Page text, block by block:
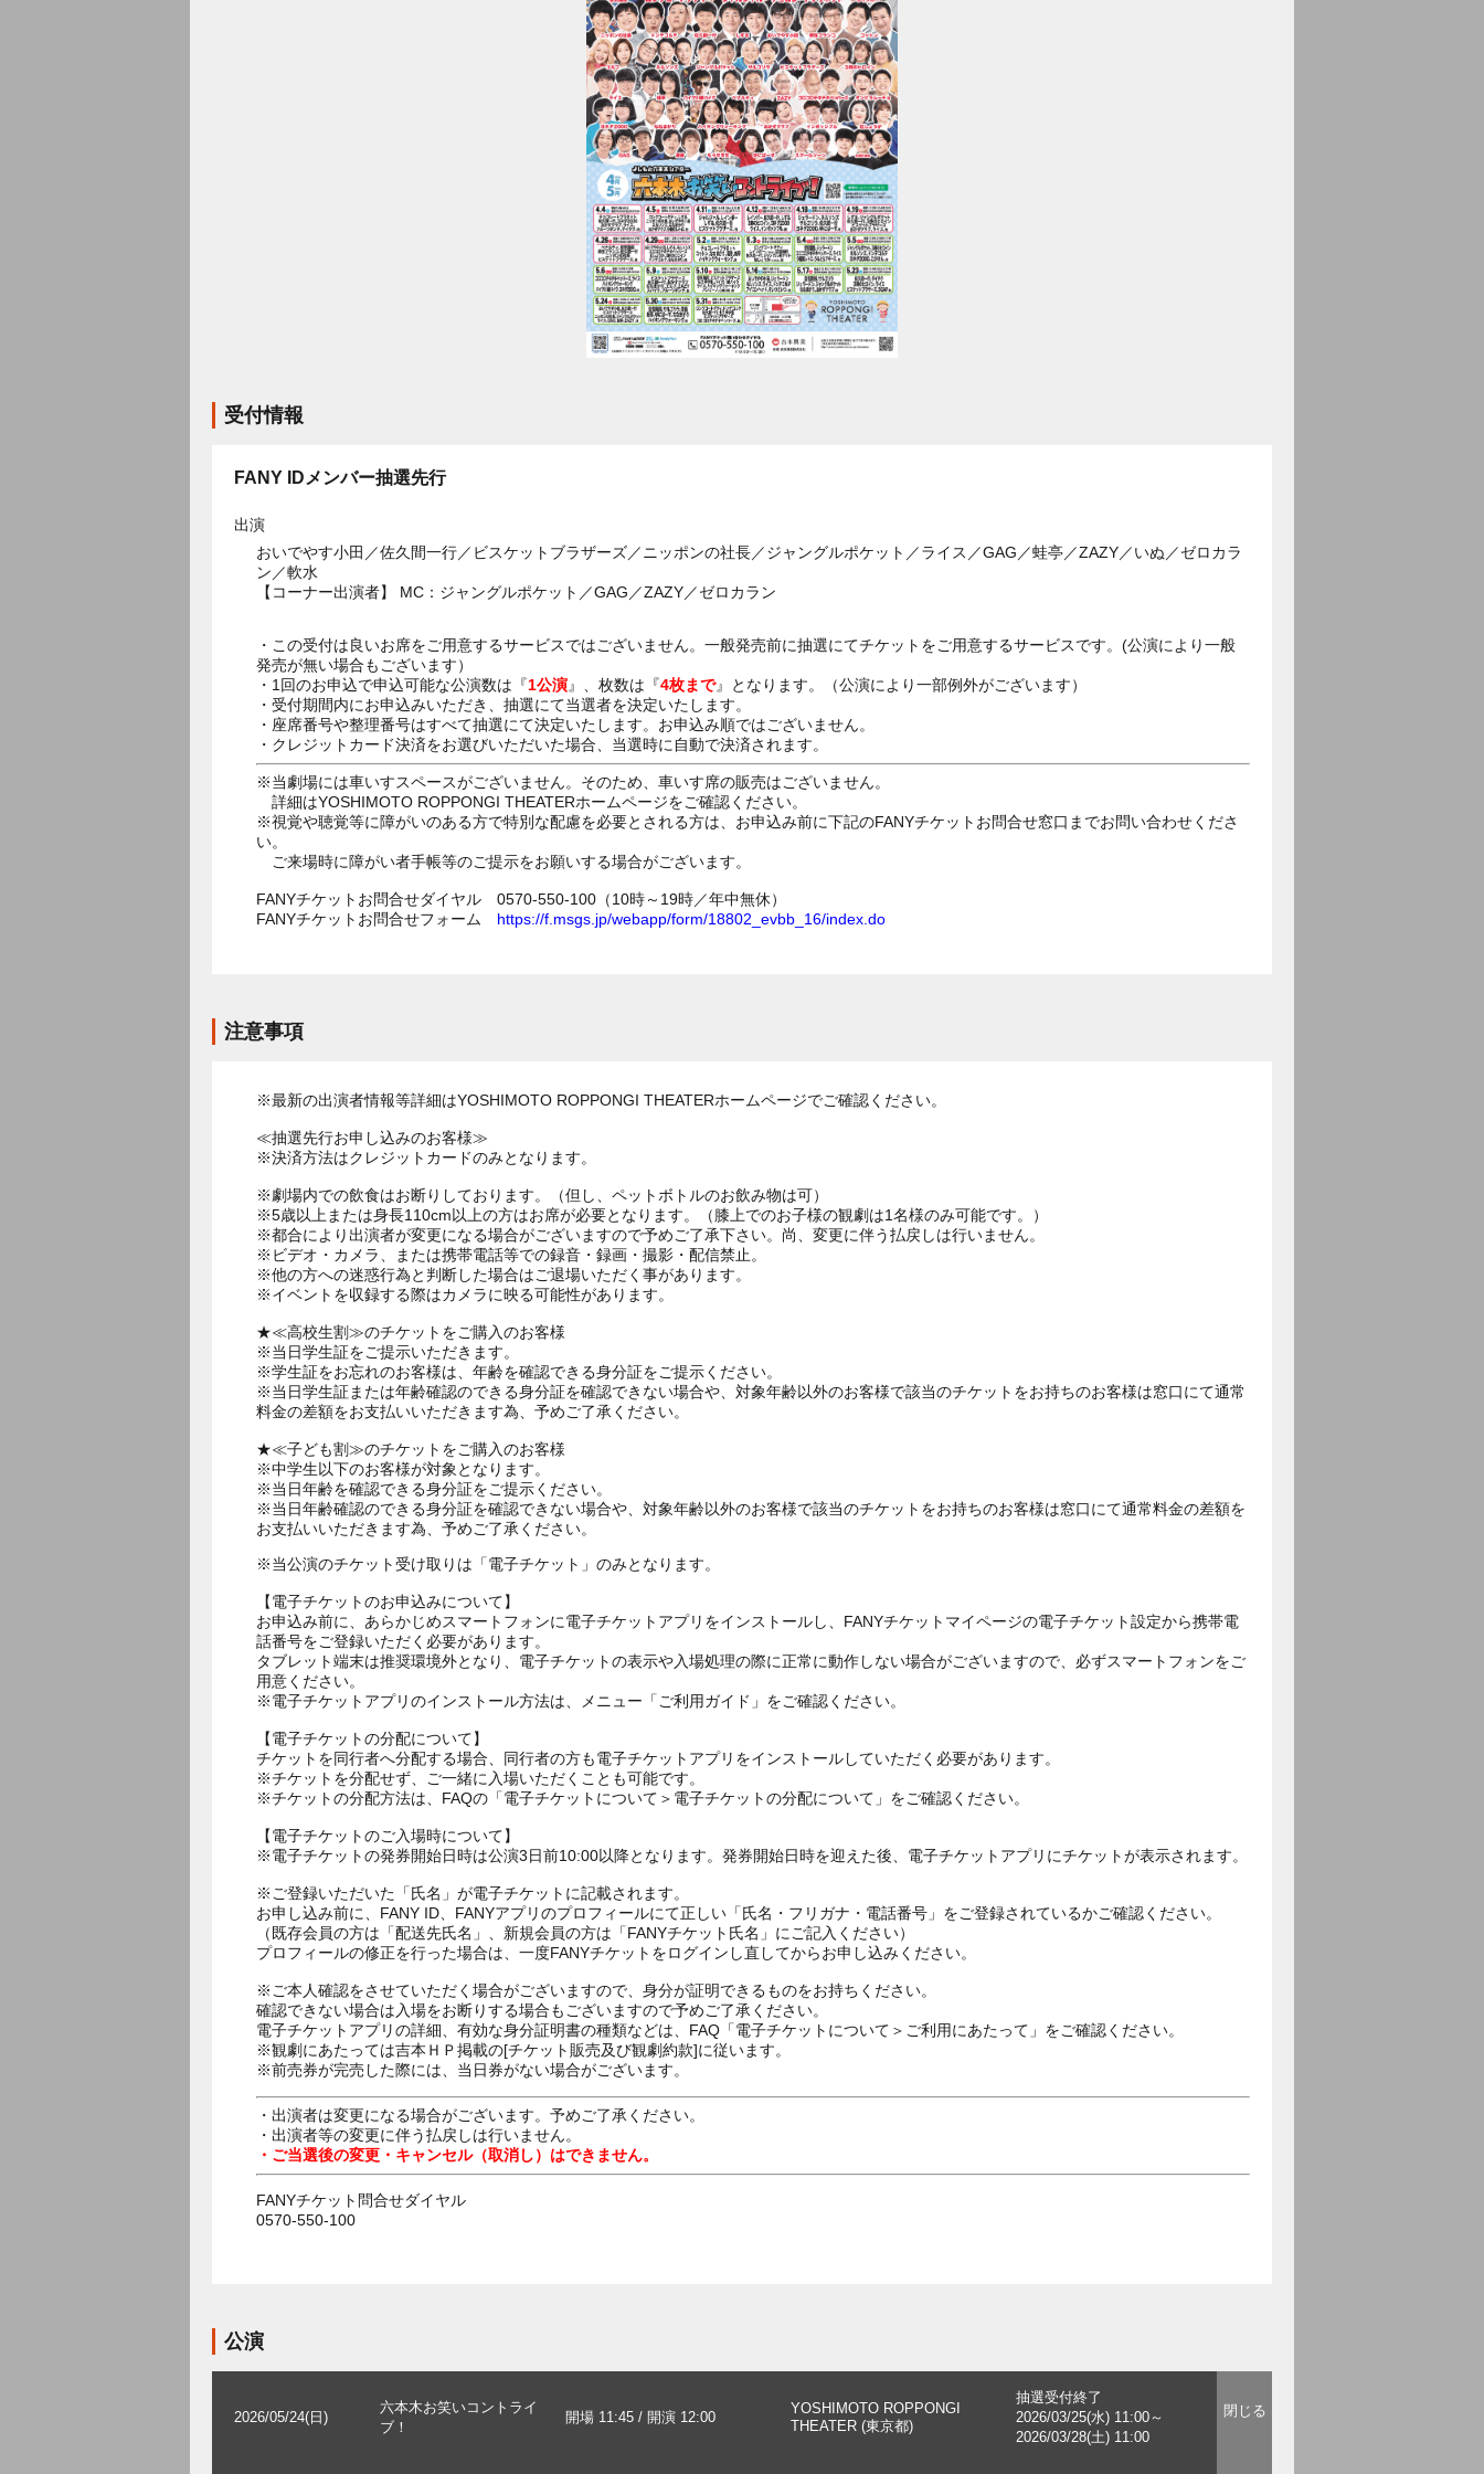
受付情報
FANY IDメンバー抽選先行
出演
おいでやす小田／佐久間一行／ビスケットブラザーズ／ニッポンの社長／ジャングルポケット／ライス／GAG／蛙亭／ZAZY／いぬ／ゼロカラ
ン／軟水
【コーナー出演者】 MC：ジャングルポケット／GAG／ZAZY／ゼロカラン
・この受付は良いお席をご用意するサービスではございません。一般発売前に抽選にてチケットをご用意するサービスです。(公演により一般
発売が無い場合もございます）
・1回のお申込で申込可能な公演数は『1公演』、枚数は『4枚まで』となります。（公演により一部例外がございます）
・受付期間内にお申込みいただき、抽選にて当選者を決定いたします。
・座席番号や整理番号はすべて抽選にて決定いたします。お申込み順ではございません。
・クレジットカード決済をお選びいただいた場合、当選時に自動で決済されます。
※当劇場には車いすスペースがございません。そのため、車いす席の販売はございません。
詳細はYOSHIMOTO ROPPONGI THEATERホームページをご確認ください。
※視覚や聴覚等に障がいのある方で特別な配慮を必要とされる方は、お申込み前に下記のFANYチケットお問合せ窓口までお問い合わせくださ
い。
ご来場時に障がい者手帳等のご提示をお願いする場合がございます。
FANYチケットお問合せダイヤル 0570-550-100（10時～19時／年中無休）
FANYチケットお問合せフォーム https://f.msgs.jp/webapp/form/18802_evbb_16/index.do
注意事項
※最新の出演者情報等詳細はYOSHIMOTO ROPPONGI THEATERホームページでご確認ください。
≪抽選先行お申し込みのお客様≫
※決済方法はクレジットカードのみとなります。
※劇場内での飲食はお断りしております。（但し、ペットボトルのお飲み物は可）
※5歳以上または身長110cm以上の方はお席が必要となります。（膝上でのお子様の観劇は1名様のみ可能です。）
※都合により出演者が変更になる場合がございますので予めご了承下さい。尚、変更に伴う払戻しは行いません。
※ビデオ・カメラ、または携帯電話等での録音・録画・撮影・配信禁止。
※他の方への迷惑行為と判断した場合はご退場いただく事があります。
※イベントを収録する際はカメラに映る可能性があります。
★≪高校生割≫のチケットをご購入のお客様
※当日学生証をご提示いただきます。
※学生証をお忘れのお客様は、年齢を確認できる身分証をご提示ください。
※当日学生証または年齢確認のできる身分証を確認できない場合や、対象年齢以外のお客様で該当のチケットをお持ちのお客様は窓口にて通常
料金の差額をお支払いいただきます為、予めご了承ください。
★≪子ども割≫のチケットをご購入のお客様
※中学生以下のお客様が対象となります。
※当日年齢を確認できる身分証をご提示ください。
※当日年齢確認のできる身分証を確認できない場合や、対象年齢以外のお客様で該当のチケットをお持ちのお客様は窓口にて通常料金の差額を
お支払いいただきます為、予めご了承ください。
※当公演のチケット受け取りは「電子チケット」のみとなります。
【電子チケットのお申込みについて】
お申込み前に、あらかじめスマートフォンに電子チケットアプリをインストールし、FANYチケットマイページの電子チケット設定から携帯電
話番号をご登録いただく必要があります。
タブレット端末は推奨環境外となり、電子チケットの表示や入場処理の際に正常に動作しない場合がございますので、必ずスマートフォンをご
用意ください。
※電子チケットアプリのインストール方法は、メニュー「ご利用ガイド」をご確認ください。
【電子チケットの分配について】
チケットを同行者へ分配する場合、同行者の方も電子チケットアプリをインストールしていただく必要があります。
※チケットを分配せず、ご一緒に入場いただくことも可能です。
※チケットの分配方法は、FAQの「電子チケットについて＞電子チケットの分配について」をご確認ください。
【電子チケットのご入場時について】
※電子チケットの発券開始日時は公演3日前10:00以降となります。発券開始日時を迎えた後、電子チケットアプリにチケットが表示されます。
※ご登録いただいた「氏名」が電子チケットに記載されます。
お申し込み前に、FANY ID、FANYアプリのプロフィールにて正しい「氏名・フリガナ・電話番号」をご登録されているかご確認ください。
（既存会員の方は「配送先氏名」、新規会員の方は「FANYチケット氏名」にご記入ください）
プロフィールの修正を行った場合は、一度FANYチケットをログインし直してからお申し込みください。
※ご本人確認をさせていただく場合がございますので、身分が証明できるものをお持ちください。
確認できない場合は入場をお断りする場合もございますので予めご了承ください。
電子チケットアプリの詳細、有効な身分証明書の種類などは、FAQ「電子チケットについて＞ご利用にあたって」をご確認ください。
※観劇にあたっては吉本ＨＰ掲載の[チケット販売及び観劇約款]に従います。
※前売券が完売した際には、当日券がない場合がございます。
・出演者は変更になる場合がございます。予めご了承ください。
・出演者等の変更に伴う払戻しは行いません。
・ご当選後の変更・キャンセル（取消し）はできません。
FANYチケット問合せダイヤル
0570-550-100
公演
2026/05/24(日)
六本木お笑いコントライ
ブ！
開場 11:45 / 開演 12:00
YOSHIMOTO ROPPONGI
THEATER (東京都)
抽選受付終了
2026/03/25(水) 11:00～
2026/03/28(土) 11:00